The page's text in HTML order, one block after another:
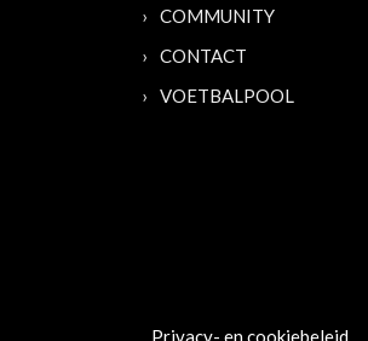
COMMUNITY
CONTACT
VOETBALPOOL
Privacy- en cookiebeleid